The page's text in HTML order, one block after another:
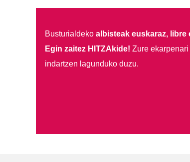
Busturialdeko albisteak euskaraz, libre
Egin zaitez HITZAkide! Zure
indartzen lagunduko duzu.